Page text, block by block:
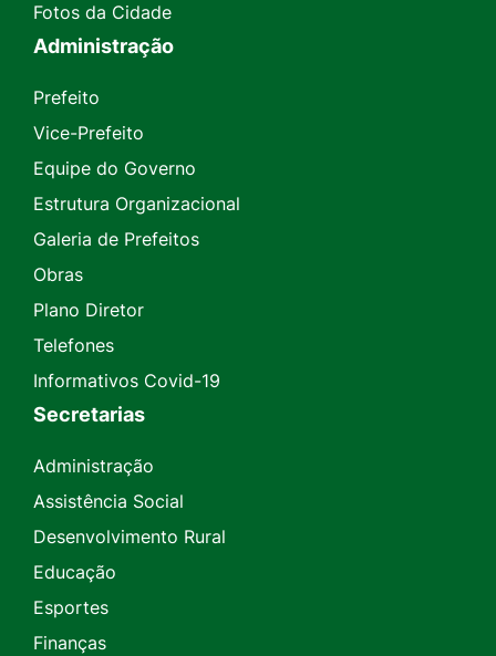
Fotos da Cidade
Administração
Prefeito
Vice-Prefeito
Equipe do Governo
Estrutura Organizacional
Galeria de Prefeitos
Obras
Plano Diretor
Telefones
Informativos Covid-19
Secretarias
Administração
Assistência Social
Desenvolvimento Rural
Educação
Esportes
Finanças